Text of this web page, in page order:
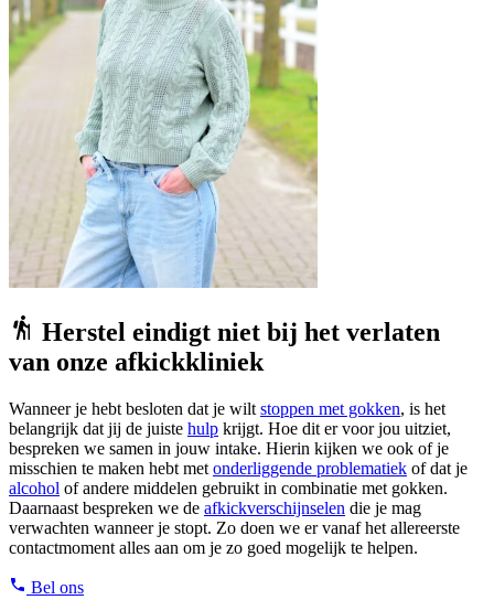
Herstel eindigt niet bij het verlaten
van onze afkickkliniek
Wanneer je hebt besloten dat je wilt stoppen met gokken, is het
belangrijk dat jij de juiste hulp krijgt. Hoe dit er voor jou uitziet,
bespreken we samen in jouw intake. Hierin kijken we ook of je
misschien te maken hebt met onderliggende problematiek of dat je
alcohol of andere middelen gebruikt in combinatie met gokken.
Daarnaast bespreken we de afkickverschijnselen die je mag
verwachten wanneer je stopt. Zo doen we er vanaf het allereerste
contactmoment alles aan om je zo goed mogelijk te helpen.
Bel ons